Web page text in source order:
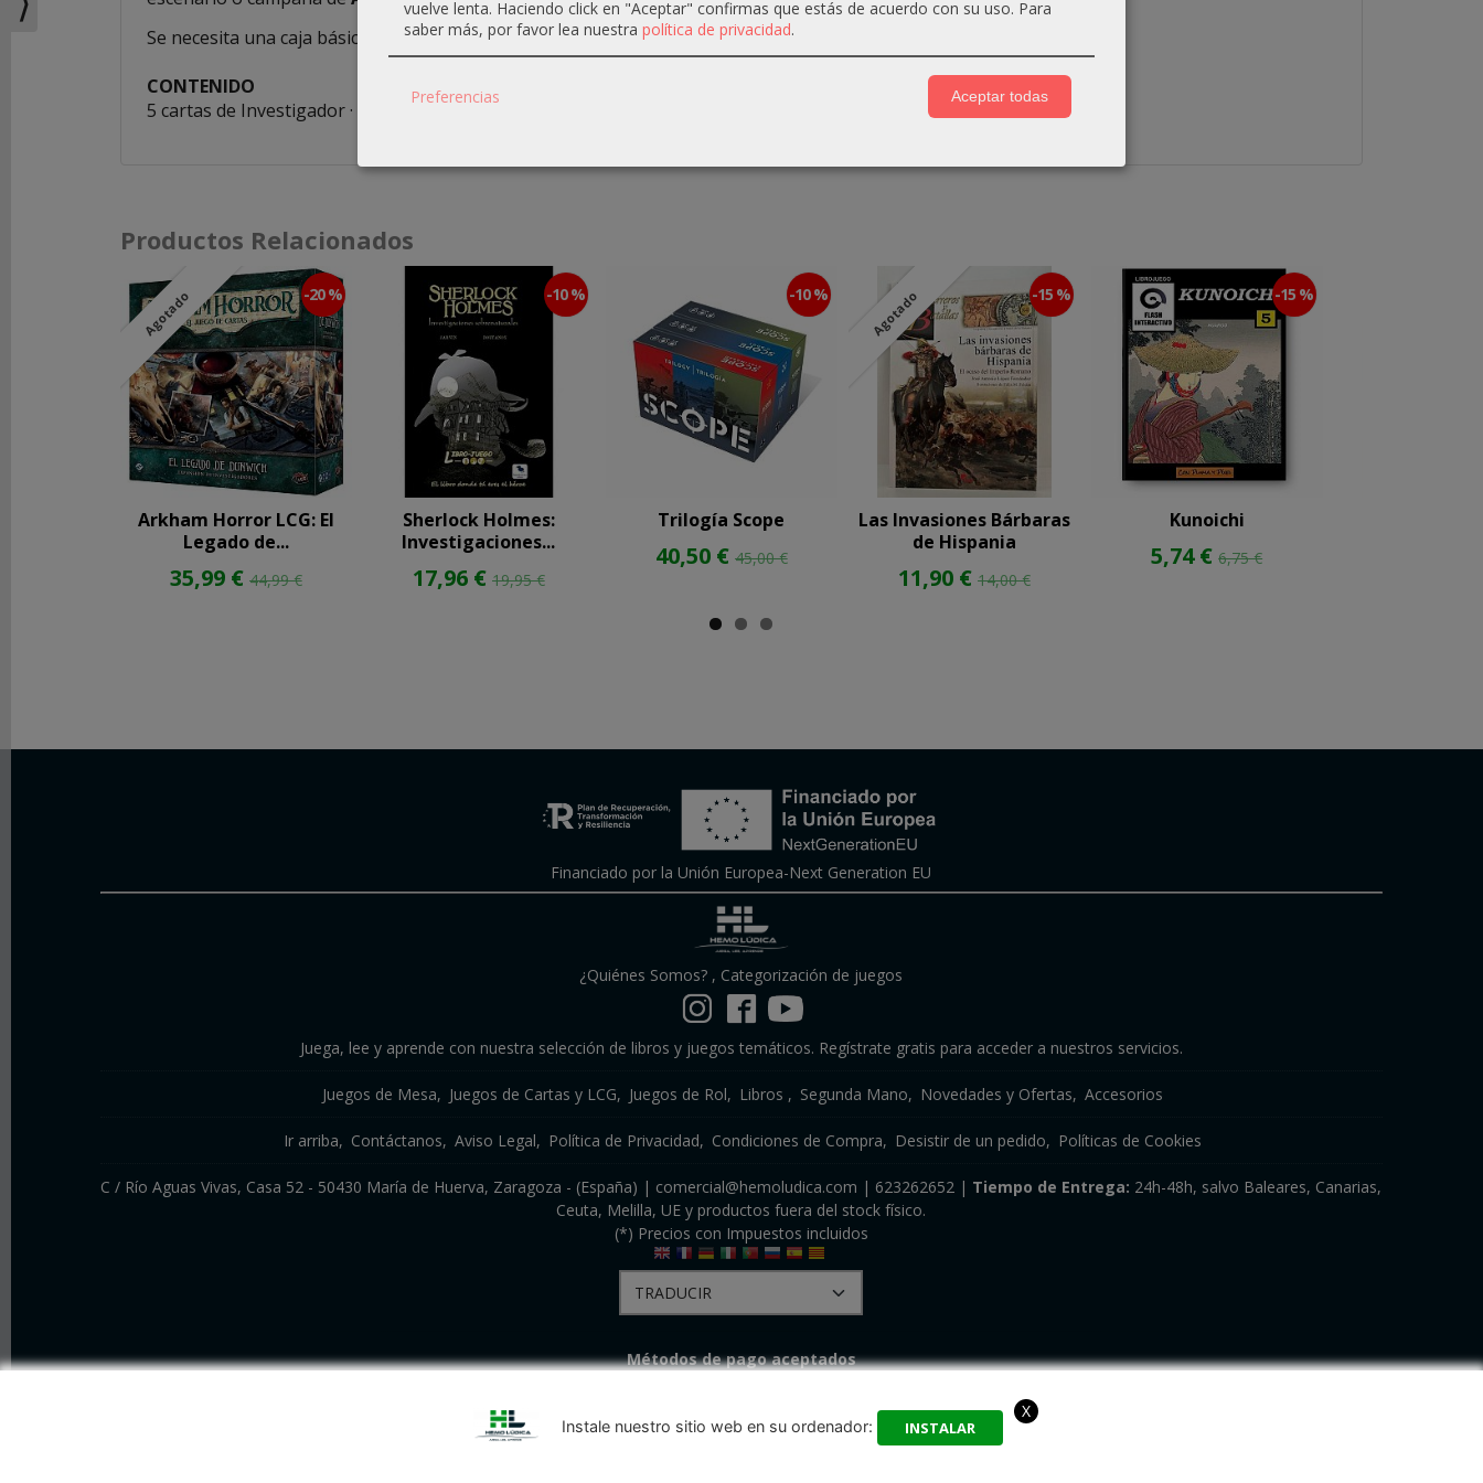
REDES
Se necesita una caja básica de
Arkham Horror: El juego de cartas para jugar.
CONTENIDO
5 cartas de Investigador · 5 cartas pequeñas · 185 cartas de Jugador · 1 reglamento
Productos Relacionados
Agotado -20 %
Arkham Horror LCG: El
Legado de...
35,99 € 44,99 €
-10 %
Sherlock Holmes:
Investigaciones...
17,96 € 19,95 €
-10 %
Trilogía Scope
40,50 € 45,00 €
Agotado -15 %
Las Invasiones Bárbaras
de Hispania
11,90 € 14,00 €
-15 %
Kunoichi
5,74 €6,75 €
Financiado por la Unión Europea-Next Generation EU
¿Quiénes Somos? , Categorización de juegos
Juega, lee y aprende con nuestra selección de libros y juegos temáticos. Regístrate gratis para acceder a nuestros servicios.
Juegos de Mesa Juegos de Cartas y LCG Juegos de Rol Libros Segunda Mano Novedades y Ofertas Accesorios
Ir arriba Contáctanos Aviso Legal Política de Privacidad Condiciones de Compra Desistir de un pedido Políticas de Cookies
C / Río Aguas Vivas, Casa 52 - 50430 María de Huerva, Zaragoza - (España) | comercial@hemoludica.com | 623262652 | Tiempo de Entrega: 24h-48h, salvo Baleares, Canarias,
Ceuta, Melilla, UE y productos fuera del stock físico.
(*) Precios con Impuestos incluidos
Métodos de pago aceptados
Instale nuestro sitio web en su ordenador: INSTALAR
X
vuelve lenta. Haciendo click en "Aceptar" confirmas que estás de acuerdo con su uso. Para
saber más, por favor lea nuestra política de privacidad.
Preferencias Aceptar todas